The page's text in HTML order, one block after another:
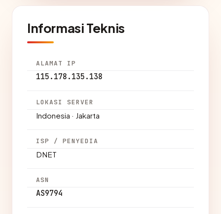
Informasi Teknis
ALAMAT IP
115.178.135.138
LOKASI SERVER
Indonesia · Jakarta
ISP / PENYEDIA
DNET
ASN
AS9794